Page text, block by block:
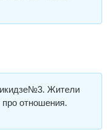
Жители
про отношения.